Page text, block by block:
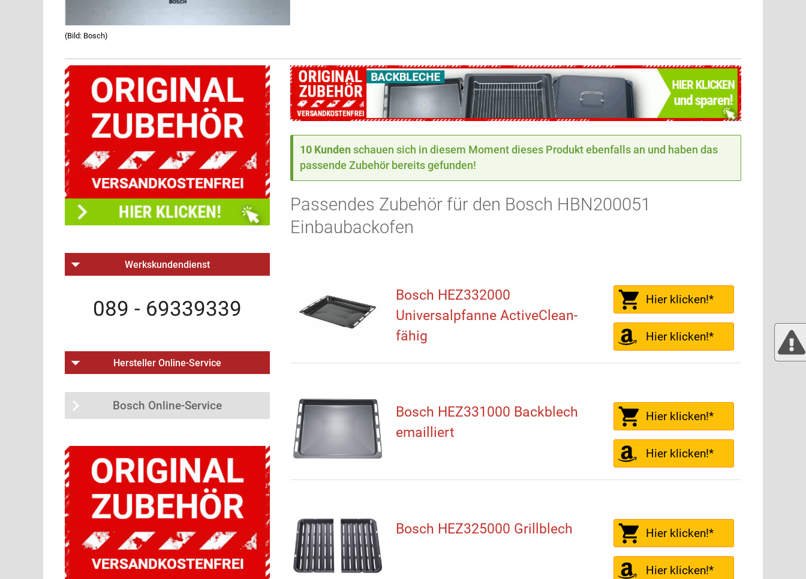
(Bild: Bosch)
10 Kunden schauen sich in diesem Moment dieses Produkt ebenfalls an und haben das
passende Zubehör bereits gefunden!
Passendes Zubehör für den Bosch HBN200051
Einbaubackofen
Bosch HEZ332000
Universalpfanne ActiveClean-
fähig
Hier klicken!*
Hier klicken!*
Bosch HEZ331000 Backblech
emailliert
Hier klicken!*
Hier klicken!*
Bosch HEZ325000 Grillblech Hier klicken!*
Hier klicken!*
Werkskundendienst
089 - 69339339
Hersteller Online-Service
Bosch Online-Service